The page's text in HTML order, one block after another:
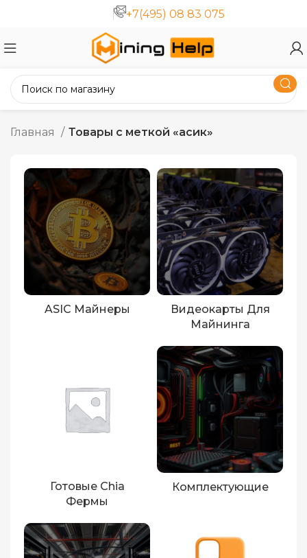
+7(495) 08 83 075
Главная Товары с меткой «асик»
ASIC Майнеры
Видеокарты Для
Майнинга
Готовые Chia
Фермы
Комплектующие